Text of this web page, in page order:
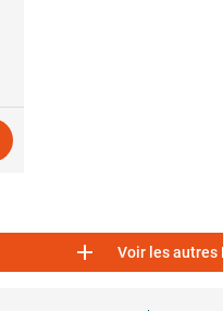
 Voir les autres